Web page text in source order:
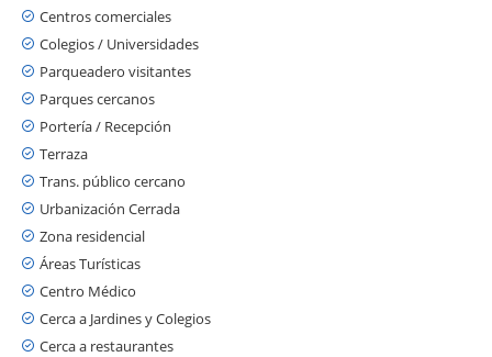
Centros comerciales
Colegios / Universidades
Parqueadero visitantes
Parques cercanos
Portería / Recepción
Terraza
Trans. público cercano
Urbanización Cerrada
Zona residencial
Áreas Turísticas
Centro Médico
Cerca a Jardines y Colegios
Cerca a restaurantes